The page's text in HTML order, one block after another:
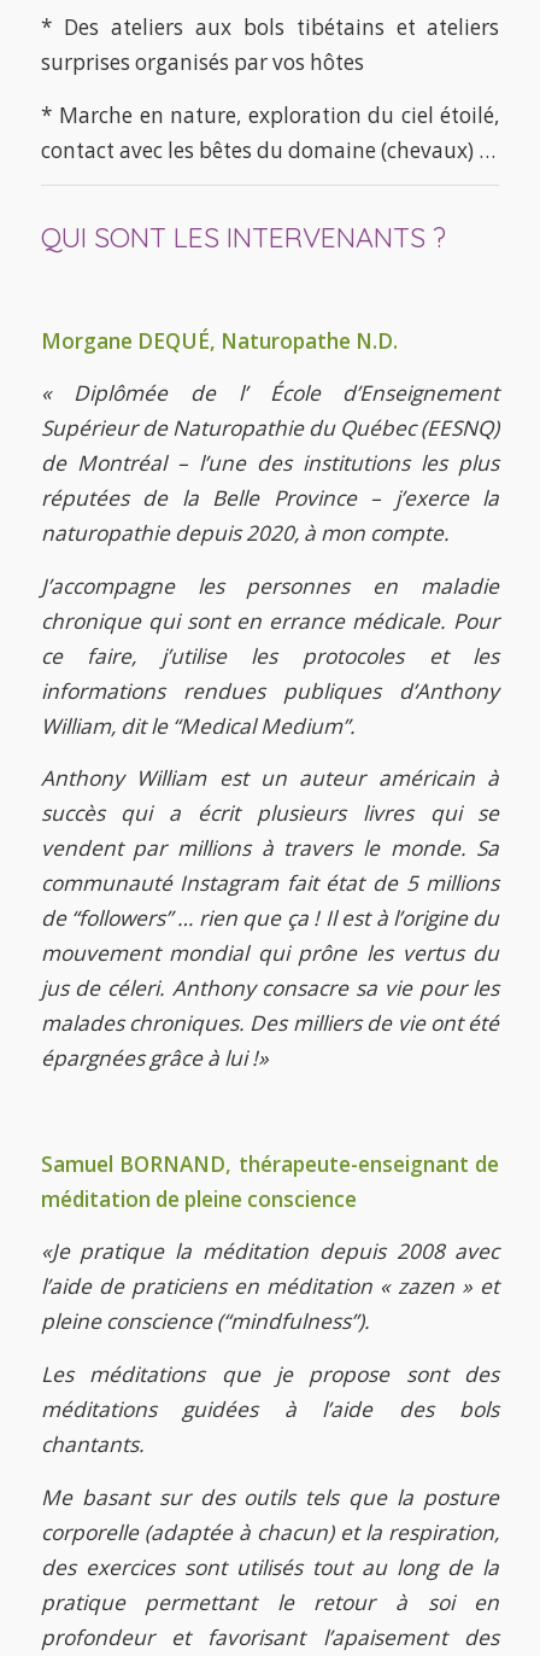
* Des ateliers aux bols tibétains et ateliers
surprises organisés par vos hôtes
* Marche en nature, exploration du ciel étoilé,
contact avec les bêtes du domaine (chevaux) …
QUI SONT LES INTERVENANTS ?
Morgane DEQUÉ, Naturopathe N.D.
« Diplômée de l’ École d’Enseignement
Supérieur de Naturopathie du Québec (EESNQ)
de Montréal – l’une des institutions les plus
réputées de la Belle Province – j’exerce la
naturopathie depuis 2020, à mon compte.
J’accompagne les personnes en maladie
chronique qui sont en errance médicale. Pour
ce faire, j’utilise les protocoles et les
informations rendues publiques d’Anthony
William, dit le “Medical Medium”.
Anthony William est un auteur américain à
succès qui a écrit plusieurs livres qui se
vendent par millions à travers le monde. Sa
communauté Instagram fait état de 5 millions
de “followers” … rien que ça ! Il est à l’origine du
mouvement mondial qui prône les vertus du
jus de céleri. Anthony consacre sa vie pour les
malades chroniques. Des milliers de vie ont été
épargnées grâce à lui !»
Samuel BORNAND, thérapeute-enseignant de
méditation de pleine conscience
«Je pratique la méditation depuis 2008 avec
l’aide de praticiens en méditation « zazen » et
pleine conscience (“mindfulness”).
Les méditations que je propose sont des
méditations guidées à l’aide des bols
chantants.
Me basant sur des outils tels que la posture
corporelle (adaptée à chacun) et la respiration,
des exercices sont utilisés tout au long de la
pratique permettant le retour à soi en
profondeur et favorisant l’apaisement des